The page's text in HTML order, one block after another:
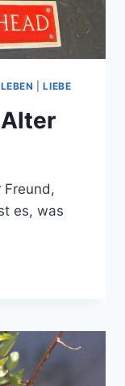
LEBEN |LIEBE
Freund,
es, was